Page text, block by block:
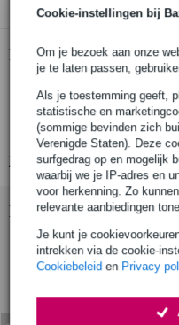
Cookie-instellingen bij
Om je bezoek aan onze
je te laten passen,
Als je toestemming geeft,
statistische en
(sommige bevinden zich
Verenigde Staten). Deze
surfgedrag op en mogelijk
waarbij we je IP-adres en
voor herkenning. Zo
relevante aanbiedingen
Je kunt je
intrekken via de cookie-
Cookiebeleid en Privacy
Productinformatie
digitale piano
klankbron: AWM sampling
Bekijk alle
Bekijk ook eens (5)